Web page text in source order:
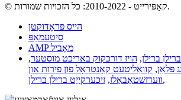
© קאַפּירייט - 2010-2022: כל הזכויות שמורות.
הייס פּראָדוקטן
סיטעמאַפּ
AMP מאָביל
ברילן ברילן, הויז דורכקוק באריכט מוסטער,
, קוואַליטעט קאָנטראָל פון פירות און
וועדזשטאַבאַלז, זיכערקייַט ברילן ברילן ,